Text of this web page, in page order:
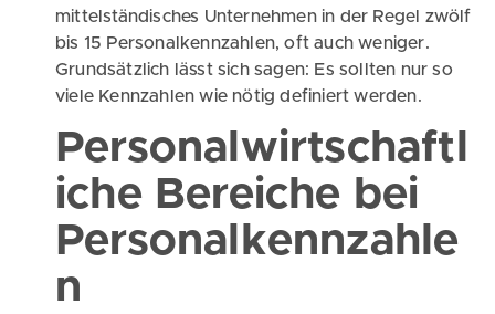
mittelständisches Unternehmen in der Regel zwölf
bis 15 Personalkennzahlen, oft auch weniger.
Grundsätzlich lässt sich sagen: Es sollten nur so
viele Kennzahlen wie nötig definiert werden.
Personalwirtschaftl
iche Bereiche bei
Personalkennzahle
n